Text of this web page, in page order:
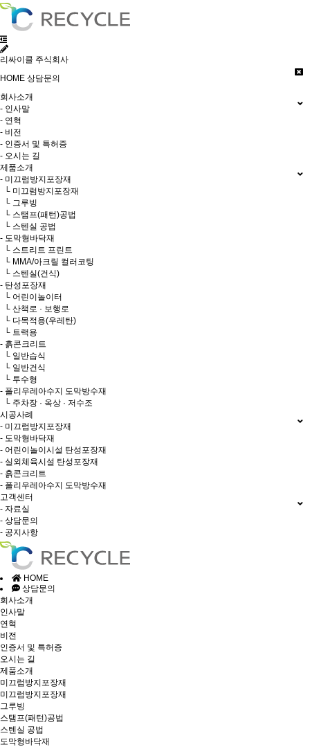
리싸이클 주식회사
HOME 상담문의
회사소개
- 인사말
- 연혁
- 비전
- 인증서 및 특허증
- 오시는 길
제품소개
- 미끄럼방지포장재
└ 미끄럼방지포장재
└ 그루빙
└ 스탬프(패턴)공법
└ 스텐실 공법
- 도막형바닥재
└ 스트리트 프린트
└ MMA/아크릴 컬러코팅
└ 스텐실(건식)
- 탄성포장재
└ 어린이놀이터
└ 산책로 · 보행로
└ 다목적용(우레탄)
└ 트랙용
- 흙콘크리트
└ 일반습식
└ 일반건식
└ 투수형
- 폴리우레아수지 도막방수재
└ 주차장 · 옥상 · 저수조
시공사례
- 미끄럼방지포장재
- 도막형바닥재
- 어린이놀이시설 탄성포장재
- 실외체육시설 탄성포장재
- 흙콘크리트
- 폴리우레아수지 도막방수재
고객센터
- 자료실
- 상담문의
- 공지사항
HOME
상담문의
회사소개
인사말
연혁
비전
인증서 및 특허증
오시는 길
제품소개
미끄럼방지포장재
미끄럼방지포장재
그루빙
스탬프(패턴)공법
스텐실 공법
도막형바닥재